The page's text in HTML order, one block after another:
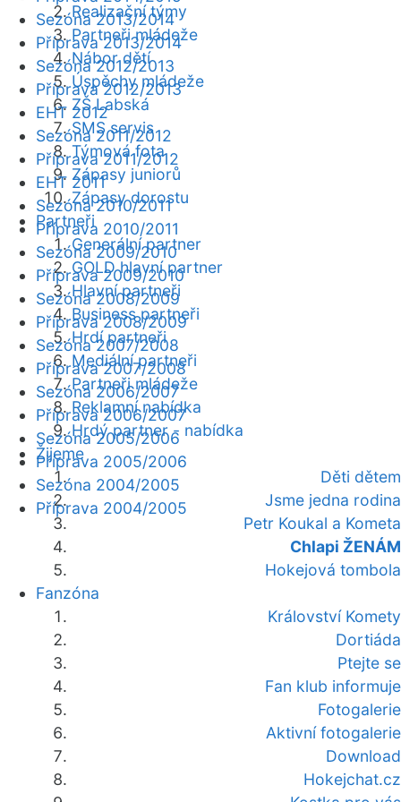
Realizační týmy
Partneři mládeže
Nábor dětí
Úspěchy mládeže
ZŠ Labská
SMS servis
Týmová fota
Zápasy juniorů
Zápasy dorostu
Partneři
Generální partner
GOLD hlavní partner
Hlavní partneři
Business partneři
Hrdí partneři
Mediální partneři
Partneři mládeže
Reklamní nabídka
Hrdý partner - nabídka
Žijeme
Děti dětem
Jsme jedna rodina
Petr Koukal a Kometa
Chlapi ŽENÁM
Hokejová tombola
Fanzóna
Království Komety
Dortiáda
Ptejte se
Fan klub informuje
Fotogalerie
Aktivní fotogalerie
Download
Hokejchat.cz
Sezóna 2013/2014
Příprava 2013/2014
Sezóna 2012/2013
Příprava 2012/2013
EHT 2012
Sezóna 2011/2012
Příprava 2011/2012
EHT 2011
Sezóna 2010/2011
Příprava 2010/2011
Sezóna 2009/2010
Příprava 2009/2010
Sezóna 2008/2009
Příprava 2008/2009
Sezóna 2007/2008
Příprava 2007/2008
Sezóna 2006/2007
Příprava 2006/2007
Sezóna 2005/2006
Příprava 2005/2006
Sezóna 2004/2005
Příprava 2004/2005